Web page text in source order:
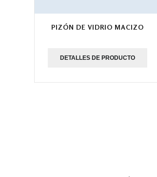
PIZÓN DE VIDRIO MACIZO
DETALLES DE PRODUCTO